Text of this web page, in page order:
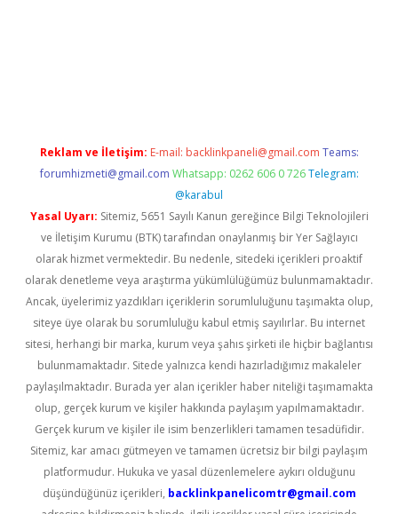
Reklam ve İletişim: E-mail: backlinkpaneli@gmail.com Teams:
forumhizmeti@gmail.com Whatsapp: 0262 606 0 726 Telegram:
@karabul
Yasal Uyarı: Sitemiz, 5651 Sayılı Kanun gereğince Bilgi Teknolojileri
ve İletişim Kurumu (BTK) tarafından onaylanmış bir Yer Sağlayıcı
olarak hizmet vermektedir. Bu nedenle, sitedeki içerikleri proaktif
olarak denetleme veya araştırma yükümlülüğümüz bulunmamaktadır.
Ancak, üyelerimiz yazdıkları içeriklerin sorumluluğunu taşımakta olup,
siteye üye olarak bu sorumluluğu kabul etmiş sayılırlar. Bu internet
sitesi, herhangi bir marka, kurum veya şahıs şirketi ile hiçbir bağlantısı
bulunmamaktadır. Sitede yalnızca kendi hazırladığımız makaleler
paylaşılmaktadır. Burada yer alan içerikler haber niteliği taşımamakta
olup, gerçek kurum ve kişiler hakkında paylaşım yapılmamaktadır.
Gerçek kurum ve kişiler ile isim benzerlikleri tamamen tesadüfidir.
Sitemiz, kar amacı gütmeyen ve tamamen ücretsiz bir bilgi paylaşım
platformudur. Hukuka ve yasal düzenlemelere aykırı olduğunu
düşündüğünüz içerikleri, backlinkpanelicomtr@gmail.com